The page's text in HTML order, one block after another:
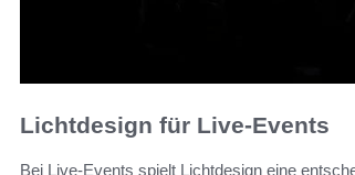
Lichtdesign für Live-Events
Bei Live-Events spielt Lichtdesign eine